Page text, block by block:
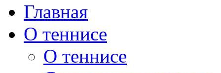
Главная
О теннисе
О теннисе